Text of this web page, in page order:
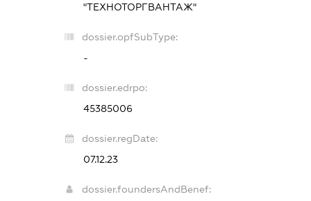
"ТЕХНОТОРГВАНТАЖ"
dossier.opfSubType:
-
dossier.edrpo:
45385006
dossier.regDate:
07.12.23
dossier.foundersAndBenef: